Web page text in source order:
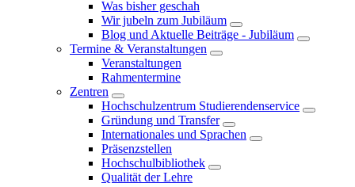
Was bisher geschah
Wir jubeln zum Jubiläum
Blog und Aktuelle Beiträge - Jubiläum
Termine & Veranstaltungen
Veranstaltungen
Rahmentermine
Zentren
Hochschulzentrum Studierendenservice
Gründung und Transfer
Internationales und Sprachen
Präsenzstellen
Hochschulbibliothek
Qualität der Lehre